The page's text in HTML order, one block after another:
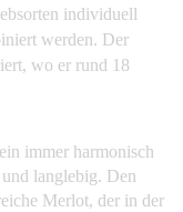
individuell
werden. Der
wo er rund 18
immer harmonisch
langlebig. Den
Merlot, der in der